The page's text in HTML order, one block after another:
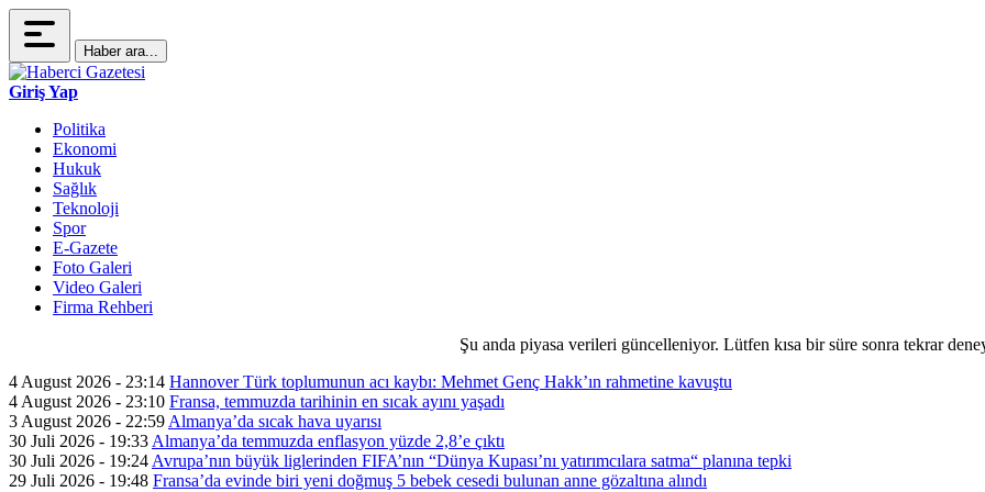
Haber ara...
Giriş Yap
Politika
Ekonomi
Hukuk
Sağlık
Teknoloji
Spor
E-Gazete
Foto Galeri
Video Galeri
Firma Rehberi
Şu anda piyasa verileri güncelleniyor. Lütfen kısa bir süre sonra tekrar
4 August 2026 - 23:14 Hannover Türk toplumunun acı kaybı: Mehmet Genç Hakk’ın rahmetine kavuştu
4 August 2026 - 23:10 Fransa, temmuzda tarihinin en sıcak ayını yaşadı
3 August 2026 - 22:59 Almanya’da sıcak hava uyarısı
30 Juli 2026 - 19:33 Almanya’da temmuzda enflasyon yüzde 2,8’e çıktı
30 Juli 2026 - 19:24 Avrupa’nın büyük liglerinden FIFA’nın “Dünya Kupası’nı yatırımcılara satma“ planına tepki
29 Juli 2026 - 19:48 Fransa’da evinde biri yeni doğmuş 5 bebek cesedi bulunan anne gözaltına alındı